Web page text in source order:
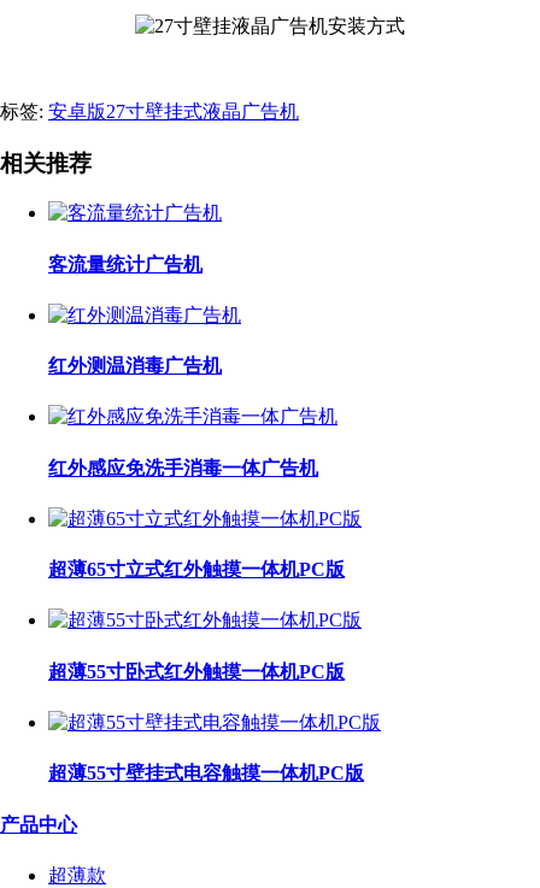
标签: 安卓版27寸壁挂式液晶广告机
相关推荐
客流量统计广告机
红外测温消毒广告机
红外感应免洗手消毒一体广告机
超薄65寸立式红外触摸一体机PC版
超薄55寸卧式红外触摸一体机PC版
超薄55寸壁挂式电容触摸一体机PC版
产品中心
超薄款